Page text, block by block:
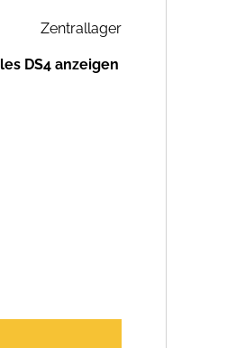
Zentrallager
DS4 anzeigen